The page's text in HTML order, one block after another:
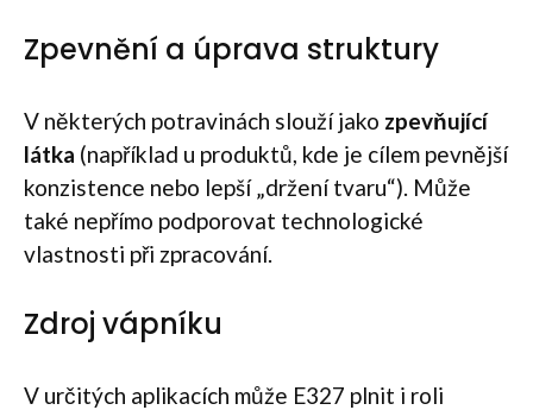
Zpevnění a úprava struktury
V některých potravinách slouží jako zpevňující
látka (například u produktů, kde je cílem pevnější
konzistence nebo lepší „držení tvaru“). Může
také nepřímo podporovat technologické
vlastnosti při zpracování.
Zdroj vápníku
V určitých aplikacích může E327 plnit i roli